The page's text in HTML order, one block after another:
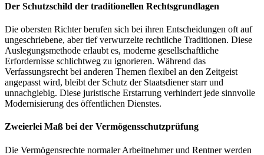
Der Schutzschild der traditionellen Rechtsgrundlagen
Die obersten Richter berufen sich bei ihren Entscheidungen oft auf
ungeschriebene, aber tief verwurzelte rechtliche Traditionen. Diese
Auslegungsmethode erlaubt es, moderne gesellschaftliche
Erfordernisse schlichtweg zu ignorieren. Während das
Verfassungsrecht bei anderen Themen flexibel an den Zeitgeist
angepasst wird, bleibt der Schutz der Staatsdiener starr und
unnachgiebig. Diese juristische Erstarrung verhindert jede sinnvolle
Modernisierung des öffentlichen Dienstes.
Zweierlei Maß bei der Vermögensschutzprüfung
Die Vermögensrechte normaler Arbeitnehmer und Rentner werden